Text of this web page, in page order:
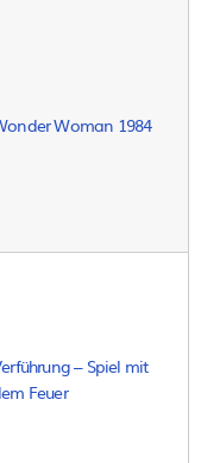
Woman 1984
– Spiel mit
Feuer